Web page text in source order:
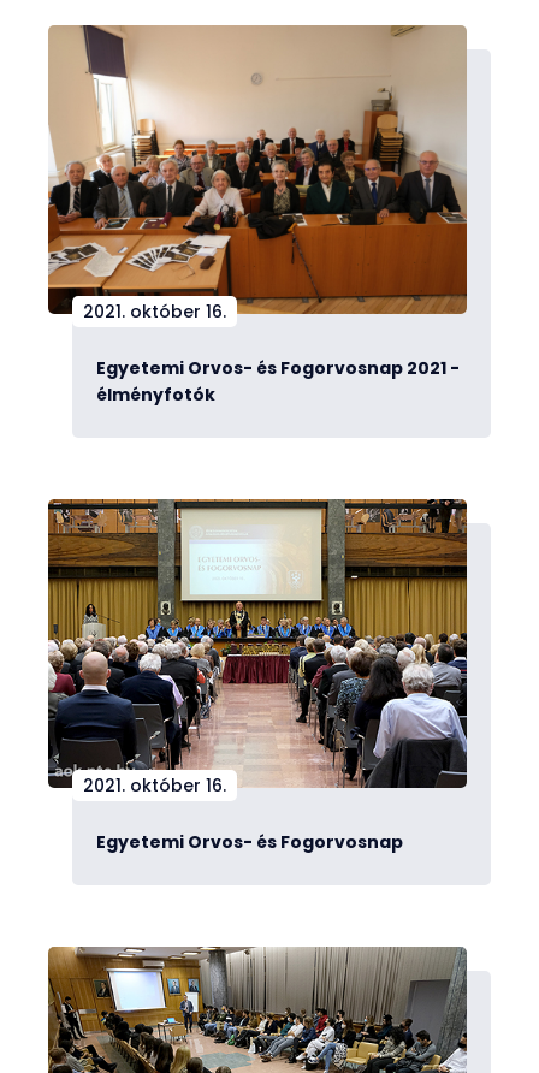
2021. október 16.
Egyetemi Orvos- és Fogorvosnap 2021 -
élményfotók
2021. október 16.
Egyetemi Orvos- és Fogorvosnap